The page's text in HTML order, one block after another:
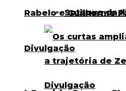
Sotaque da